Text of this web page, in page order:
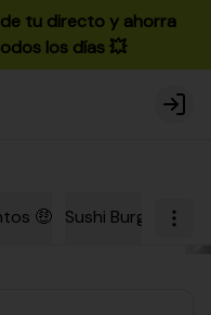
tu directo y ahorra
los días 💥
Login
🤑 Sushi Burgers